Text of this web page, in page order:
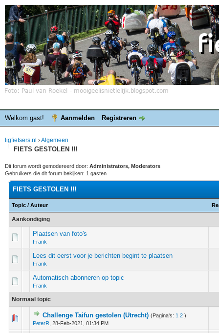
Welkom gast! Aanmelden Registreren
ligfietsers.nl ›Algemeen
FIETS GESTOLEN !!!
Dit forum wordt gemodereerd door: Administrators, Moderators
Gebruikers die dit forum bekijken: 1 gasten
FIETS GESTOLEN !!!
Topic / Auteur
Aankondiging
Plaatsen van foto's
Frank
Lees dit eerst voor je berichten begint te plaatsen
Frank
Automatisch abonneren op topic
Frank
Normaal topic
Challenge Taifun gestolen (Utrecht) (Pagina's: 1 2 )
PeterR 28-Feb-2021, 01:34 PM
- 0 van 5 gemiddeld
2 345